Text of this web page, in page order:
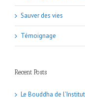
Sauver des vies
Témoignage
Recent Posts
Le Bouddha de